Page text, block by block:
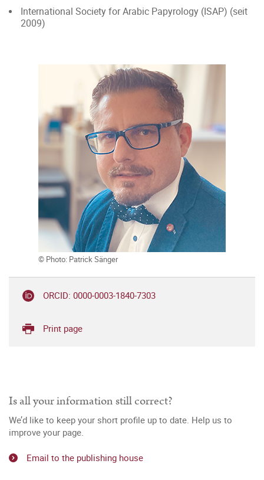
International Society for Arabic Papyrology (ISAP) (seit
2009)
© Photo: Patrick Sänger
ORCID: 0000-0003-1840-7303
Print page
Is all your information still correct?
We’d like to keep your short profile up to date. Help us to
improve your page.
Email to the publishing house